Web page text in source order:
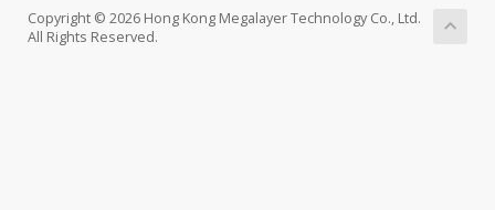
Copyright © 2026 Hong Kong Megalayer Technology Co., Ltd.
All Rights Reserved.